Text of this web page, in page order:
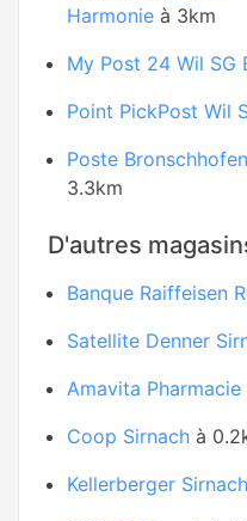
Harmonie à 3km
My Post 24 Wil SG
Point PickPost Wil
Poste
3.3km
D'autres
Banque Raiffeisen
Satellite Denner
Amavita Pharmacie
Coop Sirnach à
Kellerberger Sirnach